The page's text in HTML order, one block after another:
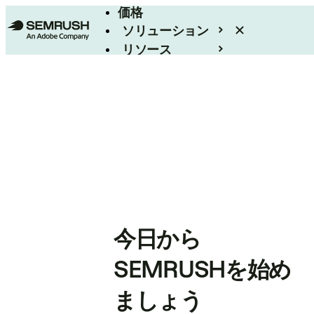
価格
ソリューション
リソース
今日から
SEMRUSHを始め
ましょう